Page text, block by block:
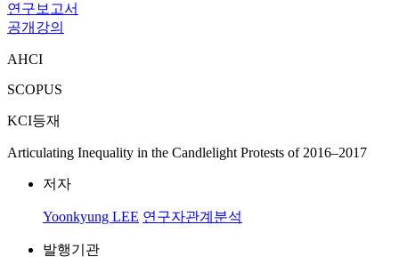
연구보고서
공개강의
AHCI
SCOPUS
KCI등재
Articulating Inequality in the Candlelight Protests of 2016–2017
저자
Yoonkyung LEE 연구자관계분석
발행기관